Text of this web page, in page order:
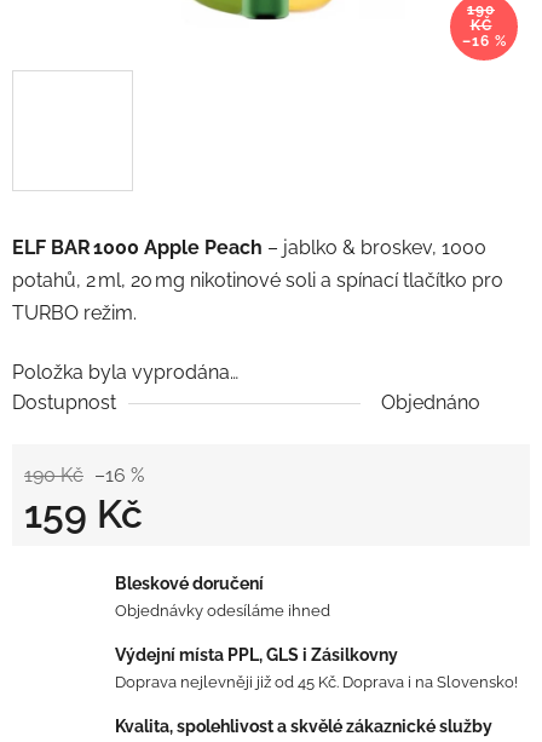
ELF BAR 1000 Apple Peach – jablko & broskev, 1000
potahů, 2 ml, 20 mg nikotinové soli a spínací tlačítko pro
TURBO režim.
Položka byla vyprodána…
Dostupnost
Objednáno
190 Kč –16 %
159 Kč
190
KČ
–16 %
Bleskové doručení
Objednávky odesíláme ihned
Výdejní místa PPL, GLS i Zásilkovny
Doprava nejlevněji již od 45 Kč. Doprava i na Slovensko!
Kvalita, spolehlivost a skvělé zákaznické služby